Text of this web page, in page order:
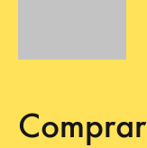
Comprar